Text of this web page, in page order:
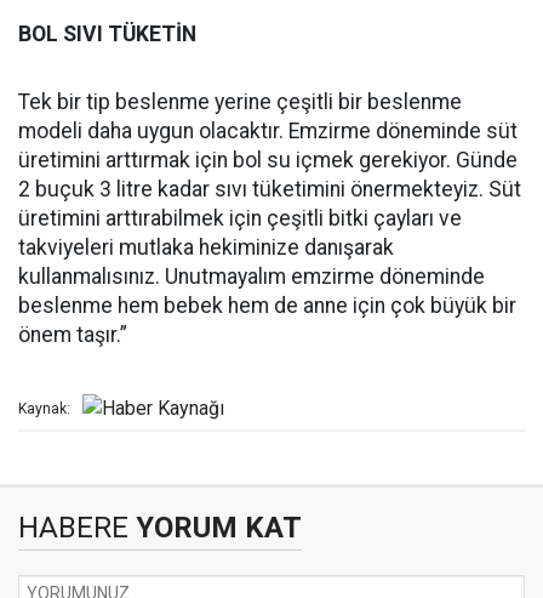
BOL SIVI TÜKETİN
Tek bir tip beslenme yerine çeşitli bir beslenme
modeli daha uygun olacaktır. Emzirme döneminde süt
üretimini arttırmak için bol su içmek gerekiyor. Günde
2 buçuk 3 litre kadar sıvı tüketimini önermekteyiz. Süt
üretimini arttırabilmek için çeşitli bitki çayları ve
takviyeleri mutlaka hekiminize danışarak
kullanmalısınız. Unutmayalım emzirme döneminde
beslenme hem bebek hem de anne için çok büyük bir
önem taşır.”
Kaynak:
HABERE YORUM KAT